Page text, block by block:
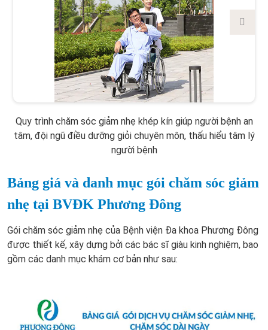
Quy trình chăm sóc giảm nhẹ khép kín giúp người bệnh an
tâm, đội ngũ điều dưỡng giỏi chuyên môn, thấu hiểu tâm lý
người bệnh
Bảng giá và danh mục gói chăm sóc giảm
nhẹ tại BVĐK Phương Đông
Gói chăm sóc giảm nhẹ của Bệnh viện Đa khoa Phương Đông
được thiết kế, xây dựng bởi các bác sĩ giàu kinh nghiệm, bao
gồm các danh mục khám cơ bản như sau: